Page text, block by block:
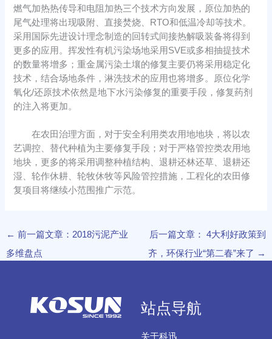
燃气加热热传导和电阻加热三个技术方向发展，原位加热的
尾气处理将出现吸附、直接焚烧、RTO和低温冷却等技术。
采用国际先进设计理念制造的回转式间接热解吸装备将得到
更多的应用。挥发性有机污染场地采用SVE或多相抽提技术
的数量将增多；重金属污染土壤的修复主要仍将采用稳定化
技术，结合场地条件，淋洗技术的应用也将增多。原位化学
氧化/还原技术依然是地下水污染修复的重要手段，修复药剂
的注入将更加。
在农田治理方面，对于安全利用类农用地地块，将以农
艺调控、替代种植为主要修复手段；对于严格管控类农用地
地块，更多的将采用调整种植结构、退耕还林还草、退耕还
湿、轮作休耕、轮牧休牧等风险管控措施，工程化的农田修
复项目将继续小范围推广示范。
← 前一篇文章：2018污泥产业
多维盘点
后一篇文章： 4大利好政策到
齐，环保行业“第二春”来了 →
站点导航
关于科迅